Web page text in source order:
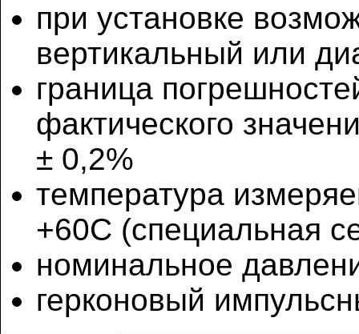
при установке
вертикальный или
граница
фактического
± 0,2%
температура
+60С (специальная
номинальное
герконовый